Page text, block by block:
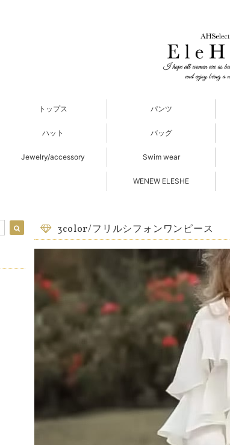
トップス パンツ
ハット バッグ
Jewelry/accessory Swim wear
WENEW ELESHE
3color/フリルシフォンワンピース